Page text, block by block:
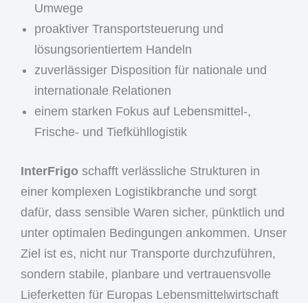
Umwege
proaktiver Transportsteuerung und
lösungsorientiertem Handeln
zuverlässiger Disposition für nationale und
internationale Relationen
einem starken Fokus auf Lebensmittel-,
Frische- und Tiefkühllogistik
InterFrigo schafft verlässliche Strukturen in
einer komplexen Logistikbranche und sorgt
dafür, dass sensible Waren sicher, pünktlich und
unter optimalen Bedingungen ankommen. Unser
Ziel ist es, nicht nur Transporte durchzuführen,
sondern stabile, planbare und vertrauensvolle
Lieferketten für Europas Lebensmittelwirtschaft